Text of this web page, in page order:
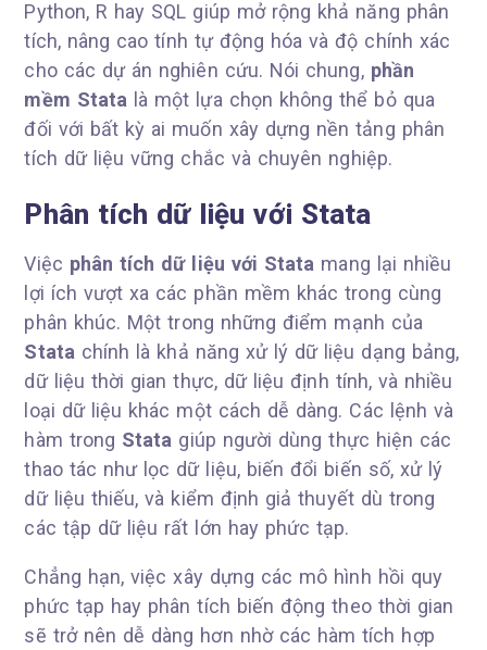
Python, R hay SQL giúp mở rộng khả năng phân
tích, nâng cao tính tự động hóa và độ chính xác
cho các dự án nghiên cứu. Nói chung, phần
mềm Stata là một lựa chọn không thể bỏ qua
đối với bất kỳ ai muốn xây dựng nền tảng phân
tích dữ liệu vững chắc và chuyên nghiệp.
Phân tích dữ liệu với Stata
Việc phân tích dữ liệu với Stata mang lại nhiều
lợi ích vượt xa các phần mềm khác trong cùng
phân khúc. Một trong những điểm mạnh của
Stata chính là khả năng xử lý dữ liệu dạng bảng,
dữ liệu thời gian thực, dữ liệu định tính, và nhiều
loại dữ liệu khác một cách dễ dàng. Các lệnh và
hàm trong Stata giúp người dùng thực hiện các
thao tác như lọc dữ liệu, biến đổi biến số, xử lý
dữ liệu thiếu, và kiểm định giả thuyết dù trong
các tập dữ liệu rất lớn hay phức tạp.
Chẳng hạn, việc xây dựng các mô hình hồi quy
phức tạp hay phân tích biến động theo thời gian
sẽ trở nên dễ dàng hơn nhờ các hàm tích hợp